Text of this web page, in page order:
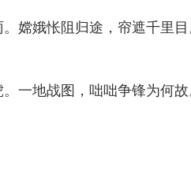
嫦娥怅阻归途，帘遮千里
一地战图，咄咄争锋为何